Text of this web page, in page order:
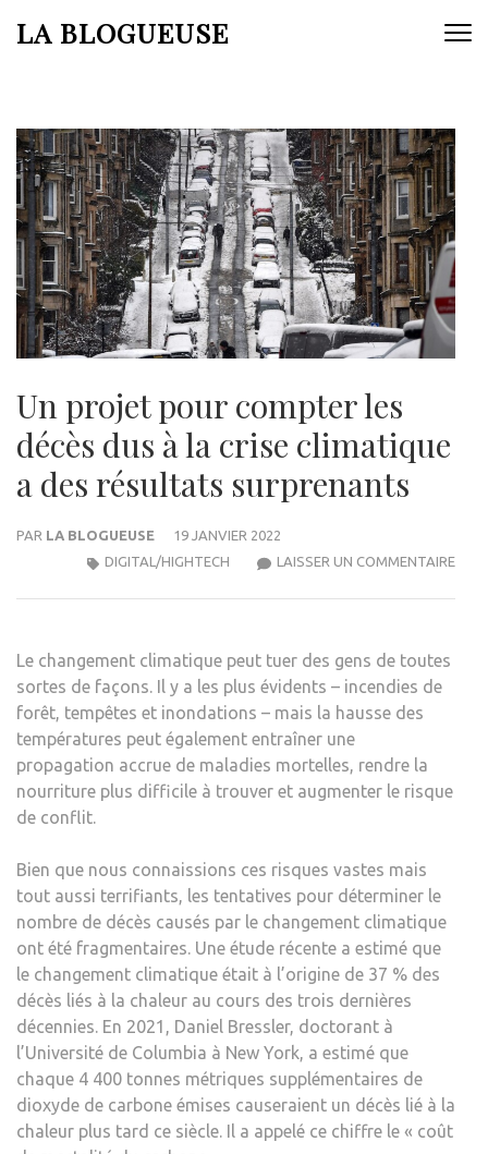
auLA BLOGUEUSE
Un projet pour compter les
décès dus à la crise climatique
a des résultats surprenants
PAR LA BLOGUEUSE
19 JANVIER 2022
LAISSER UN COMMENTAIREUN
DIGITAL/HIGHTECH
Le changement climatique peut tuer des gens de toutes
sortes de façons. Il y a les plus évidents – incendies de
forêt, tempêtes et inondations – mais la hausse des
températures peut également entraîner une
propagation accrue de maladies mortelles, rendre la
nourriture plus difficile à trouver et augmenter le risque
de conflit.
Bien que nous connaissions ces risques vastes mais
tout aussi terrifiants, les tentatives pour déterminer le
nombre de décès causés par le changement climatique
ont été fragmentaires. Une étude récente a estimé que
le changement climatique était à l’origine de 37 % des
décès liés à la chaleur au cours des trois dernières
décennies. En 2021, Daniel Bressler, doctorant à
l’Université de Columbia à New York, a estimé que
chaque 4 400 tonnes métriques supplémentaires de
dioxyde de carbone émises causeraient un décès lié à la
chaleur plus tard ce siècle. Il a appelé ce chiffre le « coût